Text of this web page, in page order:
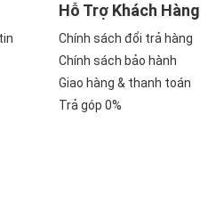
Enhancer phân tích và
tivi Toshiba 85C350RP sẽ được
hoạt động như một chuyên gia
là phân cảnh tối sâu thẳm trong
HDR Enhancer sẽ tự động điều
Hỗ Trợ Khách Hàng
Chính sách đổi trả hàng
Chính sách bảo hành
Giao hàng & thanh toán
Trả góp 0%